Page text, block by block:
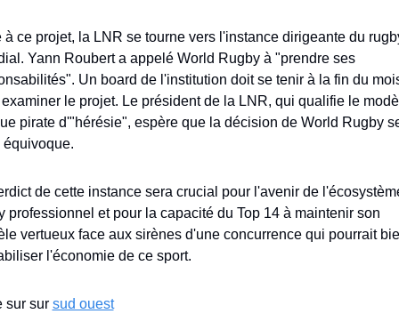
à ce projet, la LNR se tourne vers l'instance dirigeante du
Yann Roubert a appelé World Rugby à "prendre ses
Un board de l'institution doit se tenir à la fin du
le projet. Le président de la LNR, qui qualifie le
pirate d'"hérésie", espère que la décision de World Rugby
équivoque.
de cette instance sera crucial pour l'avenir de
professionnel et pour la capacité du Top 14 à maintenir son
vertueux face aux sirènes d'une concurrence qui pourrait
l'économie de ce sport.
sur sur sud ouest